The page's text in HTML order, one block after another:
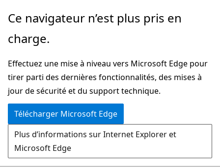
Passer
directement
au
principal
Ce navigateur n’est plus pris en
charge.
Effectuez une mise à niveau vers Microsoft Edge pour
tirer parti des dernières fonctionnalités, des mises à
jour de sécurité et du support technique.
Télécharger Microsoft Edge
Plus d’informations sur Internet Explorer et
Microsoft Edge